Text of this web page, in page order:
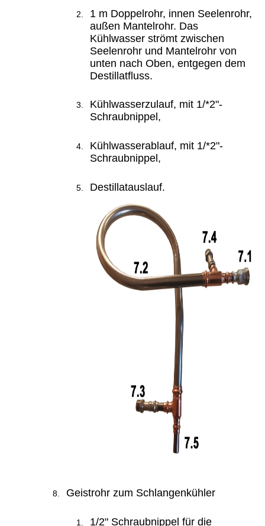
1 m Doppelrohr, innen Seelenrohr,
außen Mantelrohr. Das
Kühlwasser strömt zwischen
Seelenrohr und Mantelrohr von
unten nach Oben, entgegen dem
Destillatfluss.
Kühlwasserzulauf, mit 1/*2"-
Schraubnippel,
Kühlwasserablauf, mit 1/*2"-
Schraubnippel,
Destillatauslauf.
Geistrohr zum Schlangenkühler
1/2" Schraubnippel für die